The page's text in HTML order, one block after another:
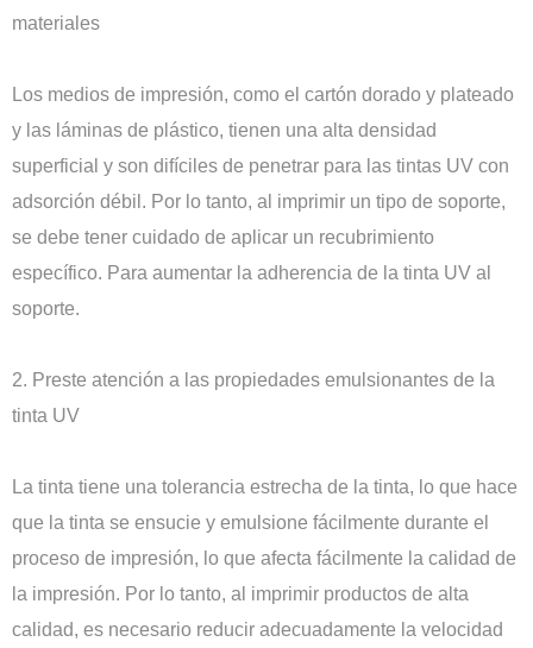
materiales
Los medios de impresión, como el cartón dorado y plateado
y las láminas de plástico, tienen una alta densidad
superficial y son difíciles de penetrar para las tintas UV con
adsorción débil. Por lo tanto, al imprimir un tipo de soporte,
se debe tener cuidado de aplicar un recubrimiento
específico. Para aumentar la adherencia de la tinta UV al
soporte.
2. Preste atención a las propiedades emulsionantes de la
tinta UV
La tinta tiene una tolerancia estrecha de la tinta, lo que hace
que la tinta se ensucie y emulsione fácilmente durante el
proceso de impresión, lo que afecta fácilmente la calidad de
la impresión. Por lo tanto, al imprimir productos de alta
calidad, es necesario reducir adecuadamente la velocidad